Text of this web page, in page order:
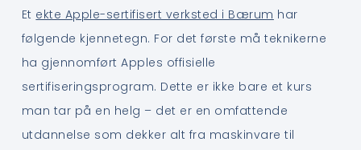
Et ekte Apple-sertifisert verksted i Bærum har
følgende kjennetegn. For det første må teknikerne
ha gjennomført Apples offisielle
sertifiseringsprogram. Dette er ikke bare et kurs
man tar på en helg – det er en omfattende
utdannelse som dekker alt fra maskinvare til